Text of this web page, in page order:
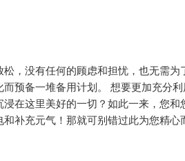
，没有任何的顾虑和担忧，也无需为
预备一堆备用计划。 想要更加充分
在这里美好的一切？如此一来，您和
补充元气！那就可别错过此为您精心